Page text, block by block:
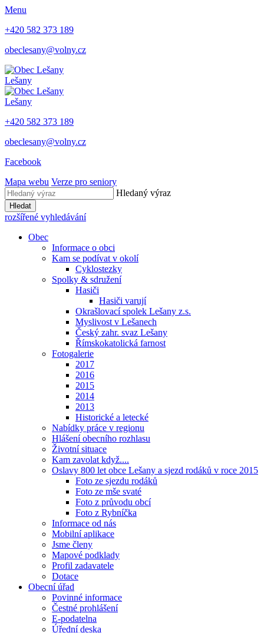
Menu
+420 582 373 189
obeclesany@volny.cz
Lešany
Lešany
+420 582 373 189
obeclesany@volny.cz
Facebook
Mapa webu Verze pro seniory
Hledaný výraz
Hledat
rozšířené vyhledávání
Obec
Informace o obci
Kam se podívat v okolí
Cyklostezky
Spolky & sdružení
Hasiči
Hasiči varují
Okrašlovací spolek Lešany z.s.
Myslivost v Lešanech
Český zahr. svaz Lešany
Římskokatolická farnost
Fotogalerie
2017
2016
2015
2014
2013
Historické a letecké
Nabídky práce v regionu
Hlášení obecního rozhlasu
Životní situace
Kam zavolat když....
Oslavy 800 let obce Lešany a sjezd rodáků v roce 2015
Foto ze sjezdu rodáků
Foto ze mše svaté
Foto z průvodu obcí
Foto z Rybníčka
Informace od nás
Mobilní aplikace
Jsme členy
Mapové podklady
Profil zadavatele
Dotace
Obecní úřad
Povinné informace
Čestné prohlášení
E-podatelna
Úřední deska